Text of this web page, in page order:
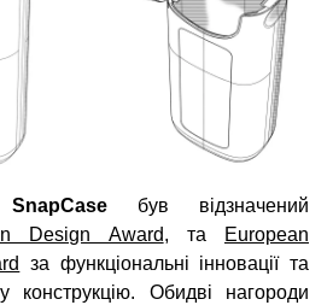
був відзначений
Design Award, та
European
за функціональні інновації та
конструкцію. Обидві нагороди